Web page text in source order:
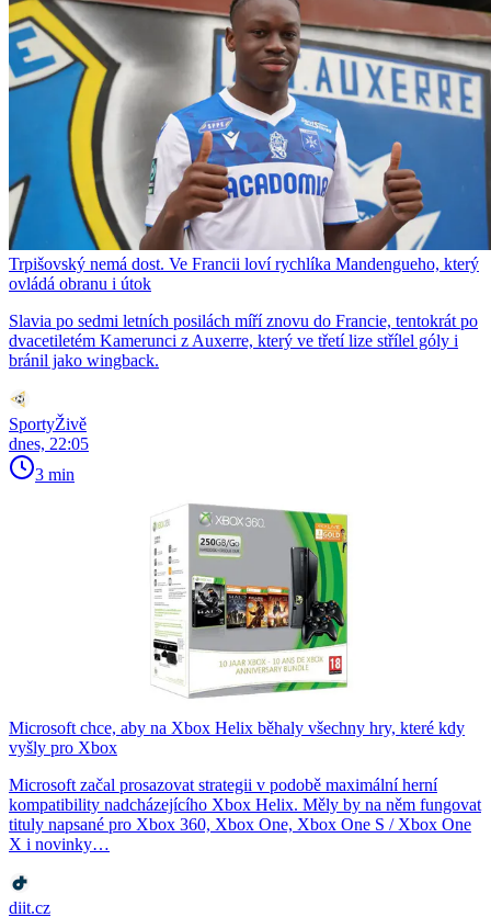
Trpišovský nemá dost. Ve Francii loví rychlíka Mandengueho, který
ovládá obranu i útok
Slavia po sedmi letních posilách míří znovu do Francie, tentokrát po
dvacetiletém Kamerunci z Auxerre, který ve třetí lize střílel góly i
bránil jako wingback.
SportyŽivě
dnes, 22:05
3 min
Microsoft chce, aby na Xbox Helix běhaly všechny hry, které kdy
vyšly pro Xbox
Microsoft začal prosazovat strategii v podobě maximální herní
kompatibility nadcházejícího Xbox Helix. Měly by na něm fungovat
tituly napsané pro Xbox 360, Xbox One, Xbox One S / Xbox One
X i novinky…
diit.cz